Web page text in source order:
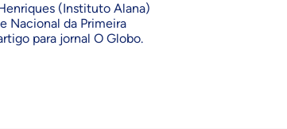
(Instituto Alana)
Nacional da Primeira
para jornal O Globo.